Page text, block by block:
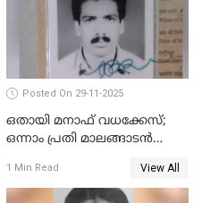
Posted On 29-11-2025
ഒതായി മനാഫ് വധക്കേസ്;
ഒന്നാം പ്രതി മാലങ്ങാടൻ
ഒരു ലക്ഷം രൂപ പിഴ
1 Min Read View All